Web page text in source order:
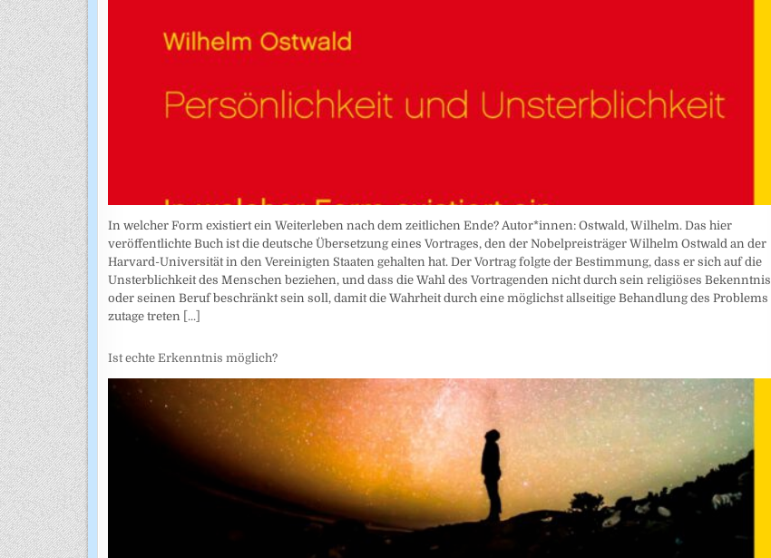
In welcher Form existiert ein Weiterleben nach dem zeitlichen Ende? Autor*innen: Ostwald, Wilhelm. Das hier
veröffentlichte Buch ist die deutsche Übersetzung eines Vortrages, den der Nobelpreisträger Wilhelm Ostwald an der
Harvard-Universität in den Vereinigten Staaten gehalten hat. Der Vortrag folgte der Bestimmung, dass er sich auf die
Unsterblichkeit des Menschen beziehen, und dass die Wahl des Vortragenden nicht durch sein religiöses Bekenntnis
oder seinen Beruf beschränkt sein soll, damit die Wahrheit durch eine möglichst allseitige Behandlung des Problems
zutage treten [...]
Ist echte Erkenntnis möglich?